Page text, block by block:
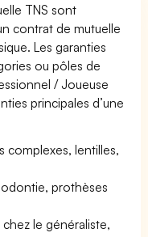
TNS sont
contrat de mutuelle
Les garanties
ou pôles de
/ Joueuse
principales d’une
complexes, lentilles,
prothèses
le généraliste,